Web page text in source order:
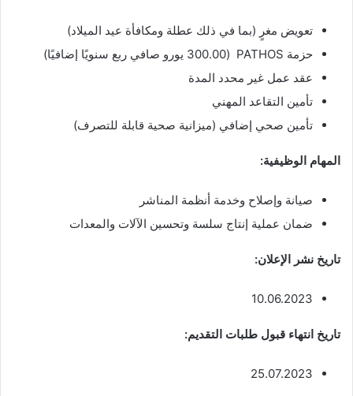
تعويض مغرٍ (بما في ذلك عطلة ومكافأة عيد الميلاد)
حزمة PATHOS (300.00 يورو صافي ربع سنويًا إضافيًا)
عقد عمل غير محدد المدة
تأمين التقاعد المهني
تأمين صحي إضافي (ميزانية صحية قابلة للتصرف)
المهام الوظيفية:
صيانة وإصلاح وخدمة أنظمة المناشر
ضمان عملية إنتاج سلسة وتحسين الآلات والمعدات
تاريخ نشر الإعلان:
10.06.2023
تاريخ انتهاء قبول طلبات التقديم:
25.07.2023